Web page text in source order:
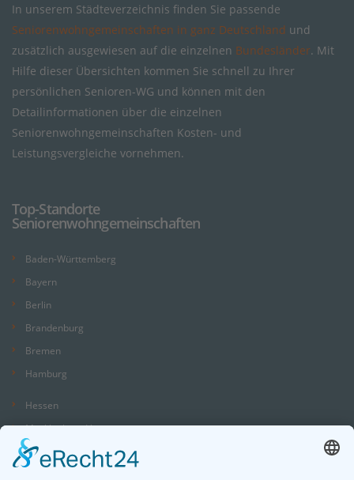
In unserem Städteverzeichnis finden Sie passende
Seniorenwohngemeinschaften in ganz Deutschland und
zusätzlich ausgewiesen auf die einzelnen Bundesländer. Mit
Hilfe dieser Übersichten kommen Sie schnell zu Ihrer
persönlichen Senioren-WG und können mit den
Detailinformationen über die einzelnen
Seniorenwohngemeinschaften Kosten- und
Leistungsvergleiche vornehmen.
Top-Standorte
Seniorenwohngemeinschaften
Baden-Württemberg
Bayern
Berlin
Brandenburg
Bremen
Hamburg
Hessen
Mecklenburg-Vorpommern
Niedersachsen